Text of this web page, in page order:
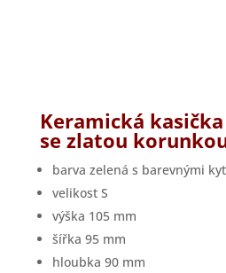
Keramická kasička
se zlatou
barva zelená s barevnými
velikost S
výška 105 mm
šířka 95 mm
hloubka 90 mm